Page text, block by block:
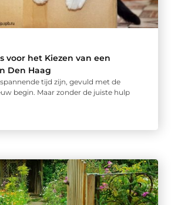
voor het Kiezen van een
Den Haag
tijd zijn, gevuld met de
begin. Maar zonder de juiste hulp